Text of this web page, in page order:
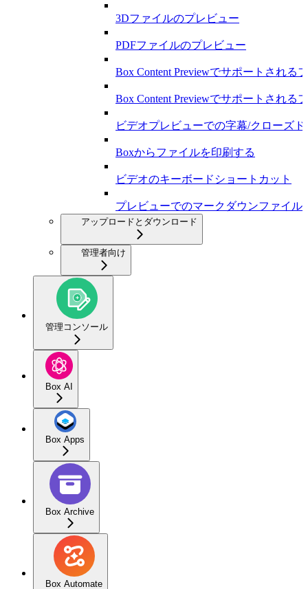
3Dファイルのプレビュー
PDFファイルのプレビュー
Box Content Previewでサポートされる
Box Content Previewでサポートされる
ビデオプレビューでの字幕/クローズ
Boxからファイルを印刷する
ビデオのキーボードショートカット
プレビューでのマークダウンファイル
アップロードとダウンロード
管理者向け
管理コンソール
Box AI
Box Apps
Box Archive
Box Automate